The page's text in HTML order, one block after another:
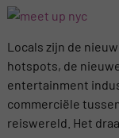
Locals zijn de
hotspots, de
entertainment
commerciële
reiswereld. Het